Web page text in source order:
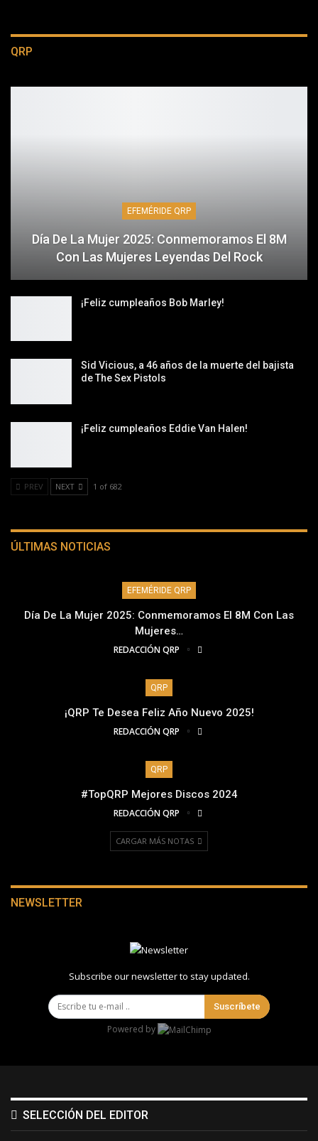
QRP
EFEMÉRIDE QRP
Día De La Mujer 2025: Conmemoramos El 8M
Con Las Mujeres Leyendas Del Rock
¡Feliz cumpleaños Bob Marley!
Sid Vicious, a 46 años de la muerte del bajista
de The Sex Pistols
¡Feliz cumpleaños Eddie Van Halen!
PREV NEXT 1 of 682
ÚLTIMAS NOTICIAS
EFEMÉRIDE QRP
Día De La Mujer 2025: Conmemoramos El 8M Con Las
Mujeres…
REDACCIÓN QRP
QRP
¡QRP Te Desea Feliz Año Nuevo 2025!
REDACCIÓN QRP
QRP
#TopQRP Mejores Discos 2024
REDACCIÓN QRP
CARGAR MÁS NOTAS
NEWSLETTER
Subscribe our newsletter to stay updated.
Suscríbete
Powered by
SELECCIÓN DEL EDITOR